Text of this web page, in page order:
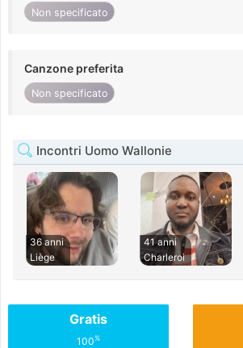
Non specificato
Canzone preferita
Non specificato
Incontri Uomo Wallonie
36 anni
Liège
41 anni
Charleroi
Gratis
100%